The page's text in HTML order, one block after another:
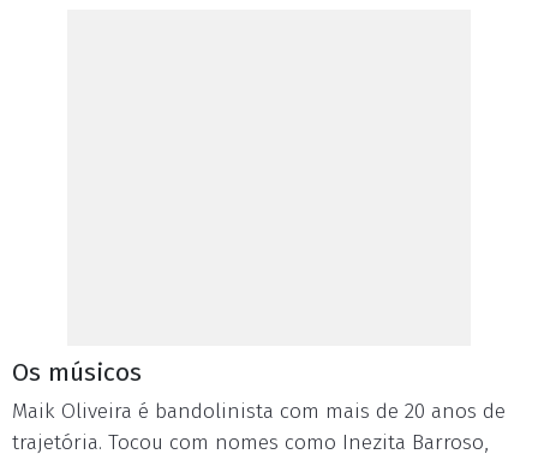
Os músicos
Maik Oliveira é bandolinista com mais de 20 anos de
trajetória. Tocou com nomes como Inezita Barroso,